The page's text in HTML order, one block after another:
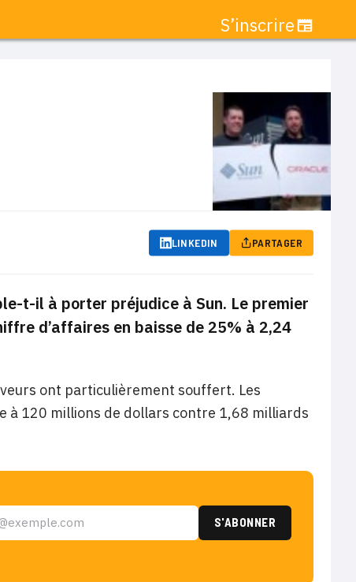
S’inscrire
LINKEDIN PARTAGER
t-il à porter préjudice à Sun. Le premier
d’affaires en baisse de 25% à 2,24
ont particulièrement souffert. Les
à 120 millions de dollars contre 1,68 milliards